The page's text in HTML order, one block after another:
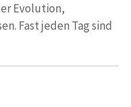
Evolution,
Fast jeden Tag sind